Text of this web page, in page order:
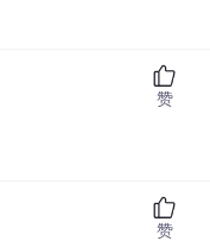
赞
赞